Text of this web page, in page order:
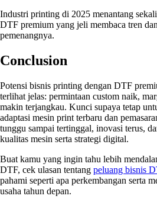
Industri printing di 2025 menantang
DTF premium yang jeli membaca tren
pemenangnya.
Conclusion
Potensi bisnis printing dengan DTF
terlihat jelas: permintaan custom naik,
makin terjangkau. Kunci supaya tetap
adaptasi mesin print terbaru dan
tunggu sampai tertinggal, inovasi terus,
kualitas mesin serta strategi digital.
Buat kamu yang ingin tahu lebih
DTF, cek ulasan tentang peluang bisnis
pahami seperti apa perkembangan serta
usaha tahun depan.